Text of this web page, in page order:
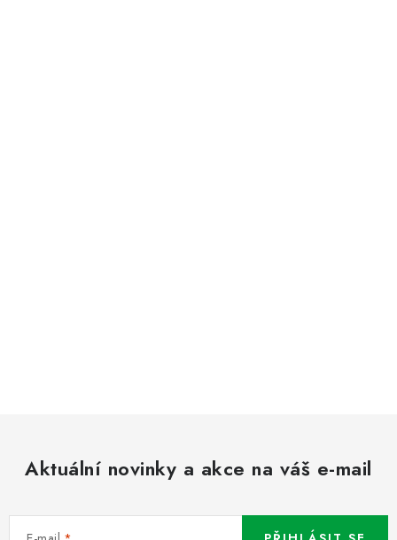
Aktuální novinky a akce na váš e-mail